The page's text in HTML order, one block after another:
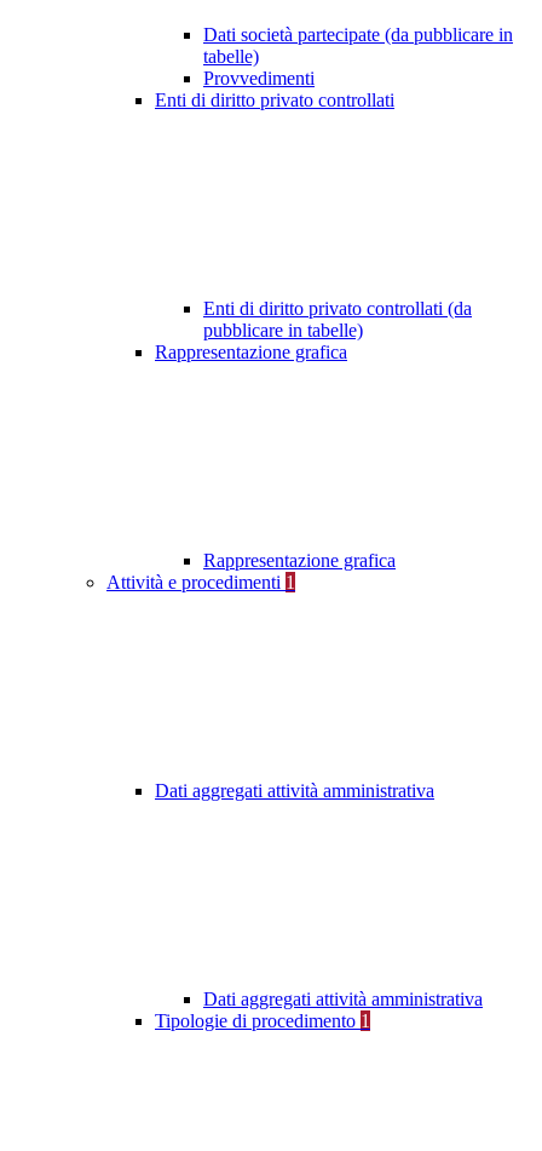
Dati società partecipate (da pubblicare in
tabelle)
Provvedimenti
Enti di diritto privato controllati
Enti di diritto privato controllati (da
pubblicare in tabelle)
Rappresentazione grafica
Rappresentazione grafica
Attività e procedimenti 1
Dati aggregati attività amministrativa
Dati aggregati attività amministrativa
Tipologie di procedimento 1